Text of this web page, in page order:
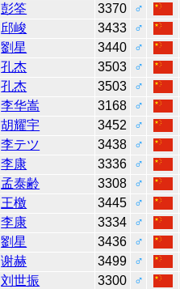
彭筌 3370
♂
邱峻 3433
♂
劉星 3440
♂
孔杰 3503
♂
孔杰 3503
♂
李华嵩 3168
♂
胡耀宇 3452
♂
李テツ 3438
♂
李康 3336
♂
孟泰齢 3308
♂
王檄 3445
♂
李康 3334
♂
劉星 3436
♂
谢赫 3499
♂
刘世振 3300 ♂